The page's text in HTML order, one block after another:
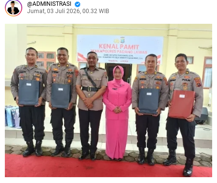
ADMINISTRASI
Jumat, 03 Juli 2026, 00.32 WIB